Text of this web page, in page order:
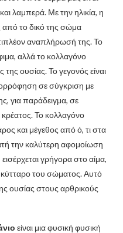
λαμπερά. Με την ηλικία, η
το δικό της σώμα
αναπλήρωσή της. Το
αλλά το κολλαγόνο
ουσίας. Το γεγονός είναι
σε σύγκριση με
για παράδειγμα, σε
Το κολλαγόνο
και μέγεθος από ό, τι στα
την καλύτερη αφομοίωση
γρήγορα στο αίμα,
κύτταρο του σώματος. Αυτό
ουσίας στους αρθρικούς
είναι μια φυσική φυσική